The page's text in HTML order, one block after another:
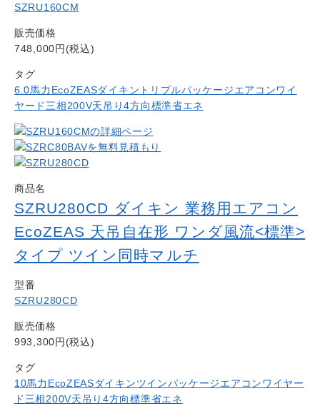
SZRU160CM
販売価格
748,000円(税込)
タグ
6.0馬力 EcoZEASダイキン トリプルパッケージエアコンワイ
ヤード 三相200V天吊り4方向標準省エネ
商品名
SZRU280CD ダイキン 業務用エアコン
EcoZEAS 天吊自在形 ワンダ風流<標準>
タイプ ツイン同時マルチ
型番
SZRU280CD
販売価格
993,300円(税込)
タグ
10馬力 EcoZEASダイキンツインパッケージエアコンワイヤー
ド 三相200V天吊り4方向標準省エネ